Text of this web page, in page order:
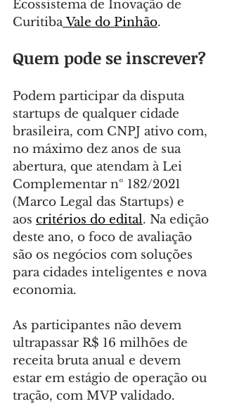
Ecossistema de Inovação de
Curitiba Vale do Pinhão.
Quem pode se inscrever?
Podem participar da disputa
startups de qualquer cidade
brasileira, com CNPJ ativo com,
no máximo dez anos de sua
abertura, que atendam à Lei
Complementar nº 182/2021
(Marco Legal das Startups) e
aos critérios do edital. Na edição
deste ano, o foco de avaliação
são os negócios com soluções
para cidades inteligentes e nova
economia.
As participantes não devem
ultrapassar R$ 16 milhões de
receita bruta anual e devem
estar em estágio de operação ou
tração, com MVP validado.